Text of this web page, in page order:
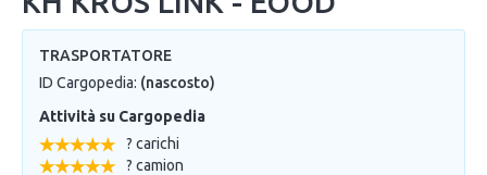
TRASPORTATORE
ID Cargopedia: (nascosto)
Attività su Cargopedia
? carichi
? camion